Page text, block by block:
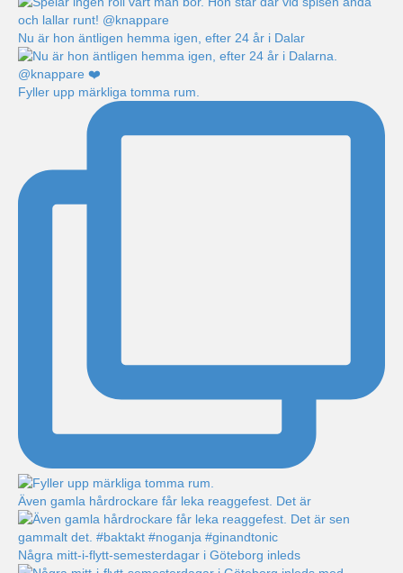
Nu är hon äntligen hemma igen, efter 24 år i Dalar
Fyller upp märkliga tomma rum.
Även gamla hårdrockare får leka reaggefest. Det är
Några mitt-i-flytt-semesterdagar i Göteborg inleds